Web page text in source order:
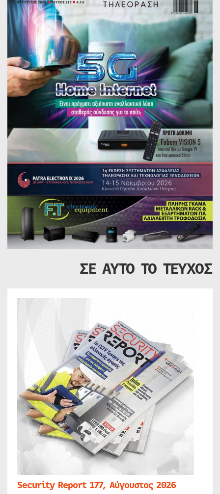
ΣΕ ΑΥΤΟ ΤΟ ΤΕΥΧΟΣ
Security Report 177, Αύγουστος 2026